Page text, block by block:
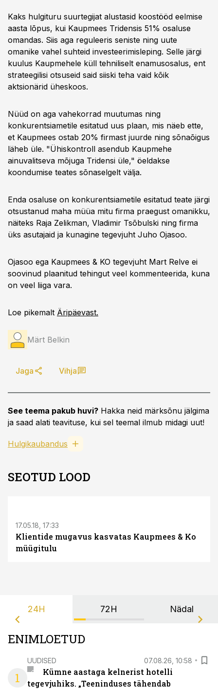
Kaks hulgituru suurtegijat alustasid koostööd eelmise
aasta lõpus, kui Kaupmees Tridensis 51% osaluse
omandas. Siis aga reguleeris seniste ning uute
omanike vahel suhteid investeerimisleping. Selle järgi
kuulus Kaupmehele küll tehniliselt enamusosalus, ent
strateegilisi otsuseid said siiski teha vaid kõik
aktsionärid üheskoos.
Nüüd on aga vahekorrad muutumas ning
konkurentsiametile esitatud uus plaan, mis näeb ette,
et Kaupmees ostab 20% firmast juurde ning sõnaõigus
läheb üle. "Ühiskontroll asendub Kaupmehe
ainuvalitseva mõjuga Tridensi üle," öeldakse
koondumise teates sõnaselgelt välja.
Enda osaluse on konkurentsiametile esitatud teate järgi
otsustanud maha müüa mitu firma praegust omanikku,
näiteks Raja Zelikman, Vladimir Tsõbulski ning firma
üks asutajaid ja kunagine tegevjuht Juho Ojasoo.
Ojasoo ega Kaupmees & KO tegevjuht Mart Relve ei
soovinud plaanitud tehingut veel kommenteerida, kuna
on veel liiga vara.
Loe pikemalt Äripäevast.
Märt Belkin
Jaga Vihja
See teema pakub huvi? Hakka neid märksõnu jälgima
ja saad alati teavituse, kui sel teemal ilmub midagi uut!
Hulgikaubandus
SEOTUD LOOD
17.05.18, 17:33
Klientide mugavus kasvatas Kaupmees & Ko
müügitulu
24H 72H Nädal
ENIMLOETUD
1
UUDISED 07.08.26, 10:58
Kümne aastaga kelnerist hotelli
tegevjuhiks. „Teeninduses tähendab